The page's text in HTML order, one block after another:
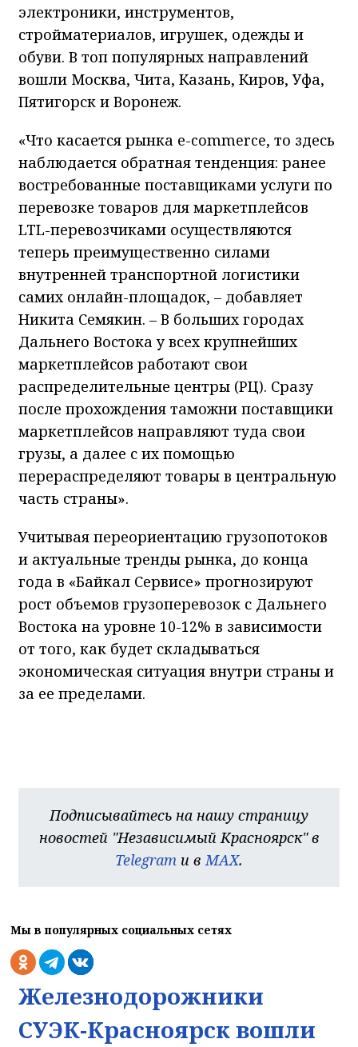
электроники, инструментов,
стройматериалов, игрушек, одежды и
обуви. В топ популярных направлений
вошли Москва, Чита, Казань, Киров, Уфа,
Пятигорск и Воронеж.
«Что касается рынка е-commerce, то здесь
наблюдается обратная тенденция: ранее
востребованные поставщиками услуги по
перевозке товаров для маркетплейсов
LTL-перевозчиками осуществляются
теперь преимущественно силами
внутренней транспортной логистики
самих онлайн-площадок, – добавляет
Никита Семякин. – В больших городах
Дальнего Востока у всех крупнейших
маркетплейсов работают свои
распределительные центры (РЦ). Сразу
после прохождения таможни поставщики
маркетплейсов направляют туда свои
грузы, а далее с их помощью
перераспределяют товары в центральную
часть страны».
Учитывая переориентацию грузопотоков
и актуальные тренды рынка, до конца
года в «Байкал Сервисе» прогнозируют
рост объемов грузоперевозок с Дальнего
Востока на уровне 10-12% в зависимости
от того, как будет складываться
экономическая ситуация внутри страны и
за ее пределами.
Подписывайтесь на нашу страницу
новостей "Независимый Красноярск" в
Telegram и в MAX.
Мы в популярных социальных сетях
Железнодорожники
СУЭК-Красноярск вошли